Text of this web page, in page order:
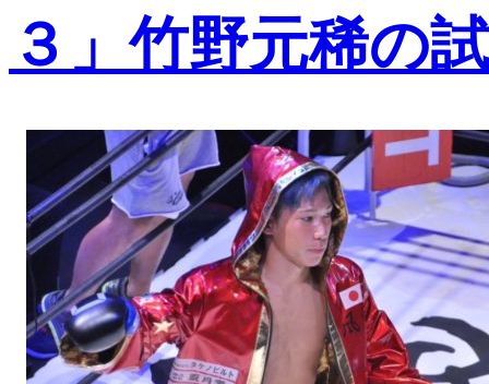
３」竹野元稀の